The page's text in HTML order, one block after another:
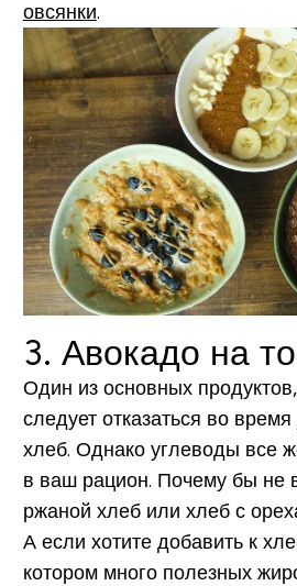
овсянки.
3. Авокадо на
Один из основных продуктов,
следует отказаться во
хлеб. Однако углеводы все
в ваш рацион. Почему бы не
ржаной хлеб или хлеб с
А если хотите добавить к
котором много полезных